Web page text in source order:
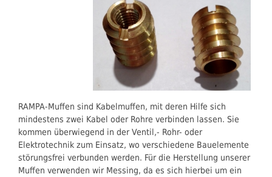
Einschrauben oder Einpressen je nach Typ Wiederverwendbare
Schraubverbindungen möglich Typische Anwendungsbereiche:
dauerhafte, belastbare Gewindeverbindungen in weichen
Werkstoffen – einfach montiert, vielfach verwendbar.
RAMPA-Muffen sind Kabelmuffen, mit deren Hilfe sich
mindestens zwei Kabel oder Rohre verbinden lassen. Sie
kommen überwiegend in der Ventil,- Rohr- oder
Elektrotechnik zum Einsatz, wo verschiedene Bauelemente
störungsfrei verbunden werden. Für die Herstellung unserer
Muffen verwenden wir Messing, da es sich hierbei um ein